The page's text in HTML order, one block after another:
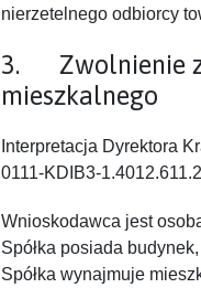
nierzetelnego odbiorcy
3. Zwolnienie z
mieszkalnego
Interpretacja Dyrektora
0111-KDIB3-
Wnioskodawca jest
Spółka posiada
Spółka wynajmuje